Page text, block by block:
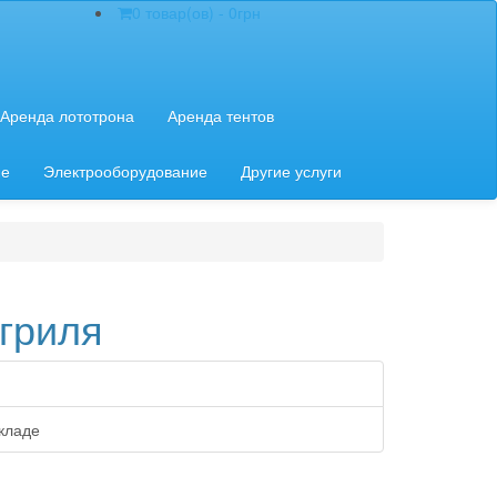
0 товар(ов) - 0грн
Аренда лототрона Аренда тентов
Электрооборудование Другие услуги